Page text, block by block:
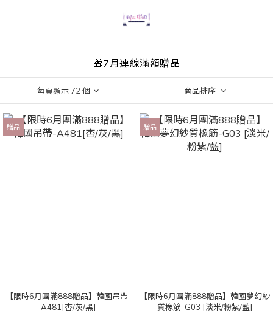
🎁7月連線滿額贈品
每頁顯示 72 個 商品排序
贈品
【限時6月團滿888贈品】韓國吊帶-
A481[杏/灰/黑]
贈品
【限時6月團滿888贈品】韓國夢幻紗
質橡筋-G03 [淡米/粉紫/藍]